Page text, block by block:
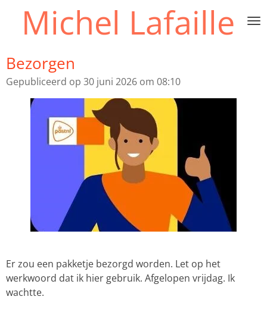
direct
hoofdinhoud
Michel Lafaille
Bezorgen
Gepubliceerd op 30 juni 2026 om 08:10
Er zou een pakketje bezorgd worden. Let op het
werkwoord dat ik hier gebruik. Afgelopen vrijdag. Ik
wachtte.